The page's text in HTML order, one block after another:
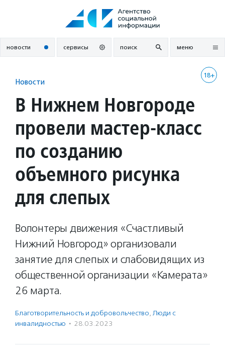
новости сервисы поиск меню
18+
Новости
В Нижнем Новгороде
провели мастер-класс
по созданию
объемного рисунка
для слепых
Волонтеры движения «Счастливый
Нижний Новгород» организовали
занятие для слепых и слабовидящих из
общественной организации «Камерата»
26 марта.
Благотвори­тель­ность и доброволь­чест­во, Люди с
инвалидностью · 28.03.2023